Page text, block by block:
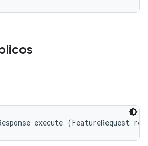
execute (FeatureRequest